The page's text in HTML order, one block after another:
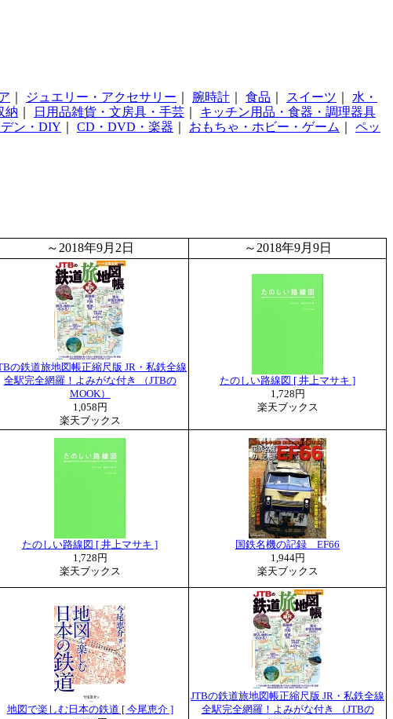
ジュエリー・アクセサリー 腕時計 食品 スイーツ
水・
納 日用品雑貨・文房具・手芸
キッチン用品・食器・調理器具
ン・DIY CD・DVD・楽器 おもちゃ・ホビー・ゲーム
ペッ
～2018年9月2日 ～2018年9月9日
の鉄道旅地図帳正縮尺版 JR・私鉄全線
全駅完全網羅！よみがな付き （JTBの
MOOK）
1,058円
楽天ブックス
たのしい路線図 [ 井上マサキ ]
1,728円
楽天ブックス
たのしい路線図 [ 井上マサキ ]
1,728円
楽天ブックス
国鉄名機の記録 EF66
1,944円
楽天ブックス
地図で楽しむ日本の鉄道 [ 今尾恵介 ]
JTBの鉄道旅地図帳正縮尺版 JR・私鉄全線
全駅完全網羅！よみがな付き （JTBの